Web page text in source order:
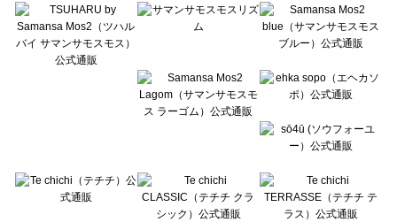
Lugnoncure（ルノンキュール）のシューズ一覧
BETTY'S BLUE（べティーズブルー）のシューズ一覧
Wpc.（ワールドパーティー）のシューズ一覧